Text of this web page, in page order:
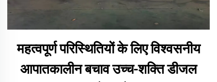
महत्वपूर्ण परिस्थितियों के लिए विश्वसनीय
आपातकालीन बचाव उच्च-शक्ति डीजल